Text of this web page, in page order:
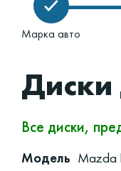
Марка авто
Все диски,
Модель Mazda